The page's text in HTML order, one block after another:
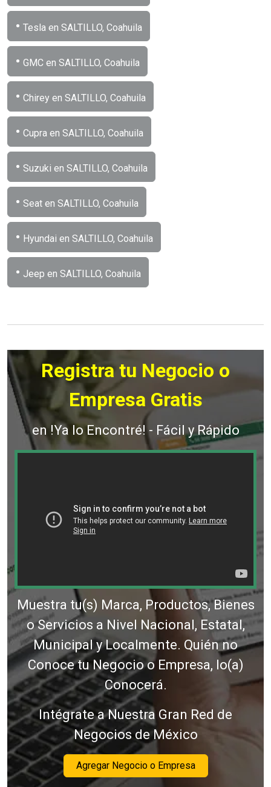
• Tesla en SALTILLO, Coahuila
• GMC en SALTILLO, Coahuila
• Chirey en SALTILLO, Coahuila
• Cupra en SALTILLO, Coahuila
• Suzuki en SALTILLO, Coahuila
• Seat en SALTILLO, Coahuila
• Hyundai en SALTILLO, Coahuila
• Jeep en SALTILLO, Coahuila
Registra tu Negocio o
Empresa Gratis
en !Ya lo Encontré! - Fácil y Rápido
Muestra tu(s) Marca, Productos, Bienes
o Servicios a Nivel Nacional, Estatal,
Municipal y Localmente. Quién no
Conoce tu Negocio o Empresa, lo(a)
Conocerá.
Intégrate a Nuestra Gran Red de
Negocios de México
Agregar Negocio o Empresa